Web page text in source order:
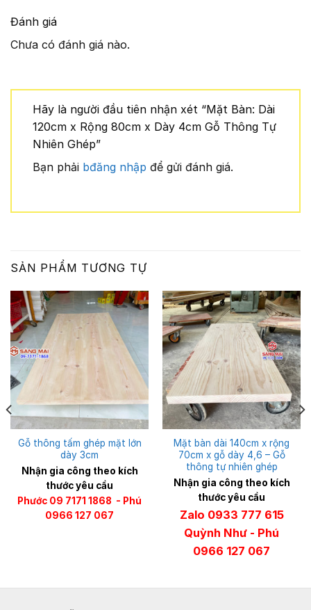
Đánh giá
Chưa có đánh giá nào.
Hãy là người đầu tiên nhận xét “Mặt Bàn: Dài
120cm x Rộng 80cm x Dày 4cm Gỗ Thông Tự
Nhiên Ghép”
Bạn phải bđăng nhập để gửi đánh giá.
SẢN PHẨM TƯƠNG TỰ
Gỗ thông tấm ghép mặt lớn
dày 3cm
Nhận gia công theo kích
thước yêu cầu
Phước 09 7171 1868 - Phú
0966 127 067
Mặt bàn dài 140cm x rộng
70cm x gỗ dày 4,6 – Gỗ
thông tự nhiên ghép
Nhận gia công theo kích
thước yêu cầu
Zalo 0933 777 615
Quỳnh Như - Phú
0966 127 067